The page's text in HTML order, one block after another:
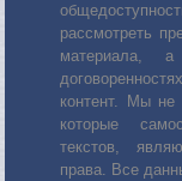
рассмотреть
материала,
контент. Мы не
которые
текстов,
права. Все